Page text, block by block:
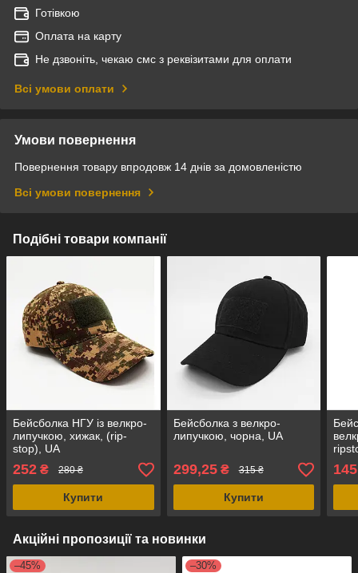
Готівкою
Оплата на карту
Не дзвоніть, чекаю смс з реквізитами для оплати
Всі умови оплати
Умови повернення
Повернення товару впродовж 14 днів за домовленістю
Всі умови повернення
Подібні товари компанії
Бейсболка НГУ із велкро-
липучкою, хижак, (rip-
stop), UA
252 ₴ 280 ₴
Купити
Бейсболка з велкро-
липучкою, чорна, UA
299,25₴ 315 ₴
Купити
Акційні пропозиції та новинки
–45% –30%